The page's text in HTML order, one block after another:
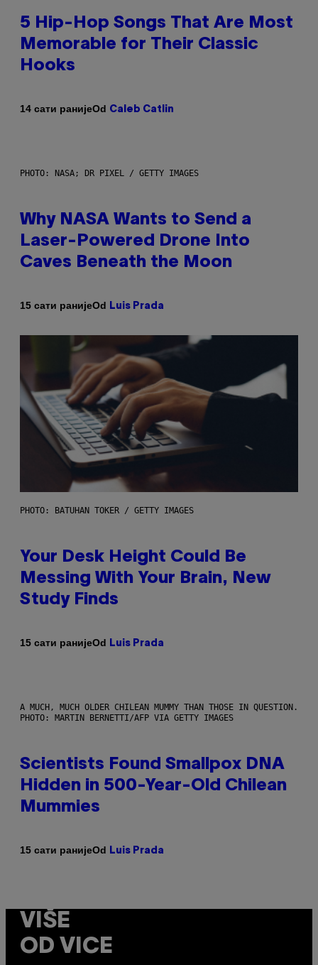
5 Hip-Hop Songs That Are Most
Memorable for Their Classic
Hooks
14 сати ранијеOd Caleb Catlin
PHOTO: NASA; DR PIXEL / GETTY IMAGES
Why NASA Wants to Send a
Laser-Powered Drone Into
Caves Beneath the Moon
15 сати ранијеOd Luis Prada
PHOTO: BATUHAN TOKER / GETTY IMAGES
Your Desk Height Could Be
Messing With Your Brain, New
Study Finds
15 сати ранијеOd Luis Prada
A MUCH, MUCH OLDER CHILEAN MUMMY THAN THOSE IN QUESTION.
PHOTO: MARTIN BERNETTI/AFP VIA GETTY IMAGES
Scientists Found Smallpox DNA
Hidden in 500-Year-Old Chilean
Mummies
15 сати ранијеOd Luis Prada
VIŠE
OD VICE